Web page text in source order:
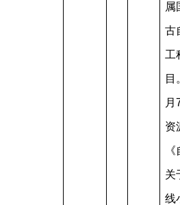
属
古
工
目
月
资
关
线